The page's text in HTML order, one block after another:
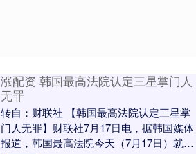
涨配资 韩国最高法院认定三星掌门人
无罪
转自：财联社 【韩国最高法院认定三星掌
门人无罪】财联社7月17日电，据韩国媒体
报道，韩国最高法院今天（7月17日）就三